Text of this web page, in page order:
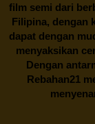
film semi dari
Filipina, dengan
dapat dengan
menyaksikan
Dengan
Rebahan21